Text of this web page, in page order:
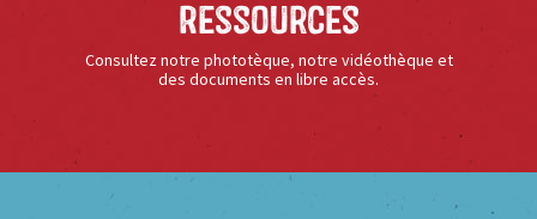
Ressources
Consultez notre phototèque, notre vidéothèque et
des documents en libre accès.